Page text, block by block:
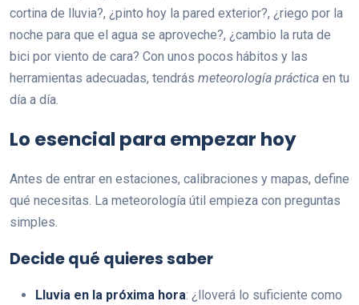
cortina de lluvia?, ¿pinto hoy la pared exterior?, ¿riego por la
noche para que el agua se aproveche?, ¿cambio la ruta de
bici por viento de cara? Con unos pocos hábitos y las
herramientas adecuadas, tendrás meteorología práctica en tu
día a día.
Lo esencial para empezar hoy
Antes de entrar en estaciones, calibraciones y mapas, define
qué necesitas. La meteorología útil empieza con preguntas
simples.
Decide qué quieres saber
Lluvia en la próxima hora: ¿lloverá lo suficiente como